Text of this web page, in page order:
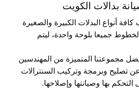
بدالات الكويت
أنواع البدلات الكبيرة والصغيرة
جميعا بلوحة واحدة، ليتم
مجموعتنا المتميزة من المهندسين
تصليح وبرمجة وتركيب السنترالات
التحكم بها وصيانتها وإصلاحها.